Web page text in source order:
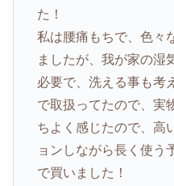
た！
私は腰痛もちで、色々
ましたが、我が家の湿
必要で、洗える事も考
で取扱ってたので、実
ちよく感じたので、高
ョンしながら長く使う
で買いました！